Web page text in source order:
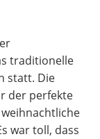
traditionelle
statt. Die
der perfekte
war toll, dass